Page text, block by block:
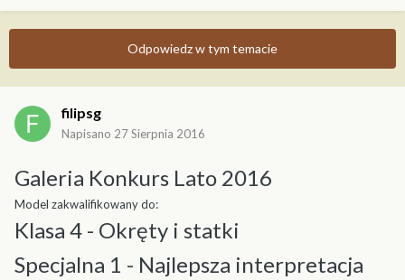
Odpowiedz w tym temacie
filipsg
Napisano 27 Sierpnia 2016
Galeria Konkurs Lato 2016
Model zakwalifikowany do:
Klasa 4 - Okręty i statki
Specjalna 1 - Najlepsza interpretacja